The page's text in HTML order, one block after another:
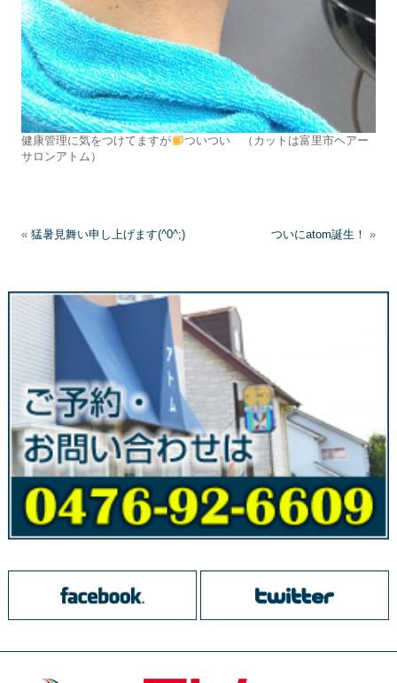
健康管理に気をつけてますが
ついつい （カットは富里市ヘアー
サロンアトム）
« 猛暑見舞い申し上げます(^0^;) ついにatom誕生！ »